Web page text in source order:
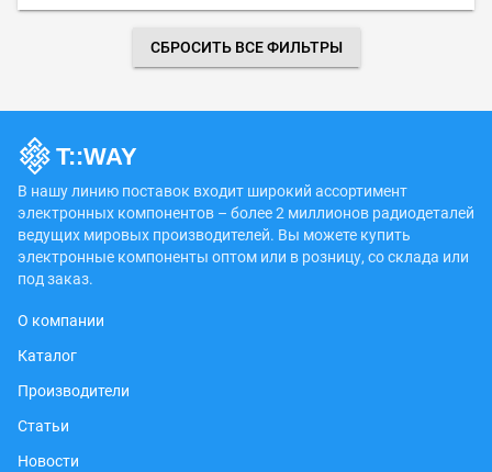
СБРОСИТЬ ВСЕ ФИЛЬТРЫ
В нашу линию поставок входит широкий ассортимент
электронных компонентов – более 2 миллионов радиодеталей
ведущих мировых производителей. Вы можете купить
электронные компоненты оптом или в розницу, со склада или
под заказ.
О компании
Каталог
Производители
Статьи
Новости